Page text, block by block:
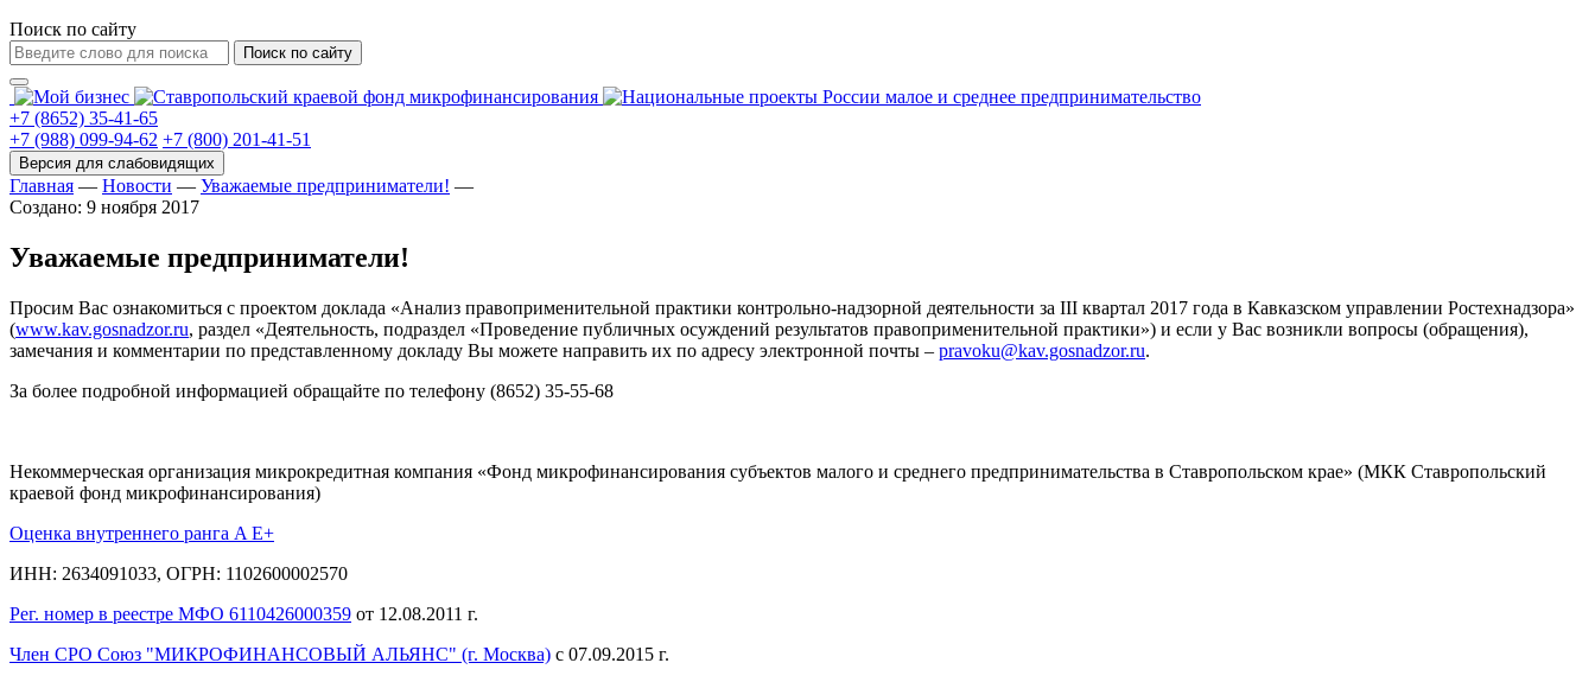
Поиск по сайту
Поиск по сайту
+7 (8652) 35-41-65
+7 (988) 099-94-62 +7 (800) 201-41-51
Главная — Новости — Уважаемые предприниматели! —
Создано: 9 ноября 2017
Уважаемые предприниматели!
Просим Вас ознакомиться с проектом доклада «Анализ правоприменительной практики контрольно-надзорной деятельности за III квартал 2017 года в Кавказском управлении Ростехнадзора»
(www.kav.gosnadzor.ru, раздел «Деятельность, подраздел «Проведение публичных осуждений результатов правоприменительной практики») и если у Вас возникли вопросы (обращения),
замечания и комментарии по представленному докладу Вы можете направить их по адресу электронной почты – pravoku@kav.gosnadzor.ru.
За более подробной информацией обращайте по телефону (8652) 35-55-68
Некоммерческая организация микрокредитная компания «Фонд микрофинансирования субъектов малого и среднего предпринимательства в Ставропольском крае» (МКК Ставропольский
краевой фонд микрофинансирования)
Оценка внутреннего ранга A E+
ИНН: 2634091033, ОГРН: 1102600002570
Рег. номер в реестре МФО 6110426000359 от 12.08.2011 г.
Член СРО Союз "МИКРОФИНАНСОВЫЙ АЛЬЯНС" (г. Москва) с 07.09.2015 г.